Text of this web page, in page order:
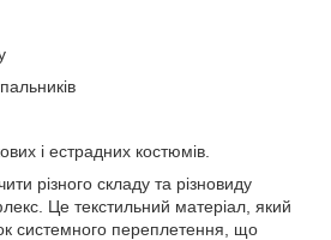
і естрадних костюмів.
різного складу та різновиду
Це текстильний матеріал, який
системного переплетення, що